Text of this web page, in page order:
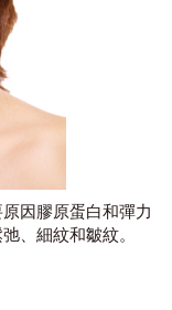
因膠原蛋白和彈力
、細紋和皺紋。